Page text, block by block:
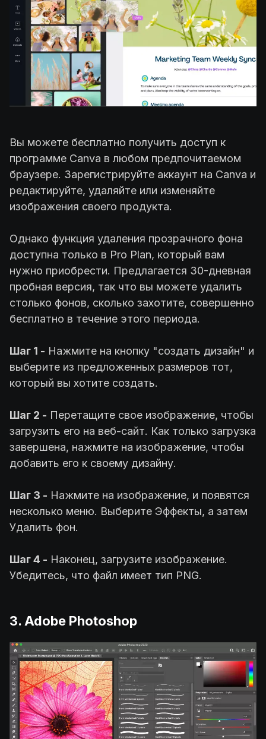
Вы можете бесплатно получить доступ к
программе Canva в любом предпочитаемом
браузере. Зарегистрируйте аккаунт на Canva и
редактируйте, удаляйте или изменяйте
изображения своего продукта.
Однако функция удаления прозрачного фона
доступна только в Pro Plan, который вам
нужно приобрести. Предлагается 30-дневная
пробная версия, так что вы можете удалить
столько фонов, сколько захотите, совершенно
бесплатно в течение этого периода.
Шаг 1 - Нажмите на кнопку "создать дизайн" и
выберите из предложенных размеров тот,
который вы хотите создать.
Шаг 2 - Перетащите свое изображение, чтобы
загрузить его на веб-сайт. Как только загрузка
завершена, нажмите на изображение, чтобы
добавить его к своему дизайну.
Шаг 3 - Нажмите на изображение, и появятся
несколько меню. Выберите Эффекты, а затем
Удалить фон.
Шаг 4 - Наконец, загрузите изображение.
Убедитесь, что файл имеет тип PNG.
3. Adobe Photoshop